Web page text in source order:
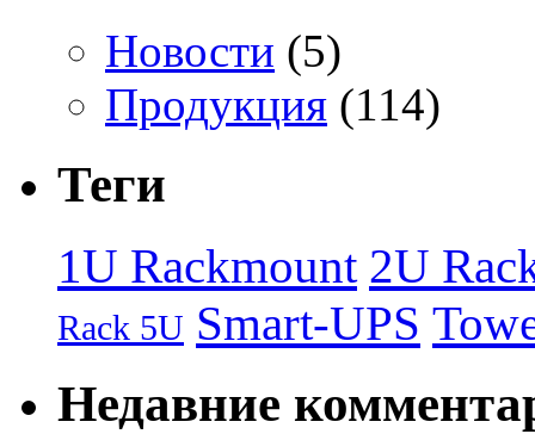
Новости (5)
Продукция (114)
Теги
1U Rackmount 2U
Rack 5U Smart-UPS
Недавние